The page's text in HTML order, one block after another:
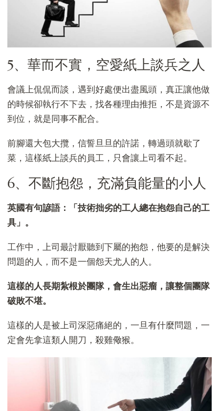
5、華而不實，空愛紙上談兵之人
會議上侃侃而談，遇到好處便出盡風頭，真正讓他做
的時候卻執行不下去，找各種理由推拒，不是資源不
到位，就是同事不配合。
前腳還大包大攬，信誓旦旦的許諾，轉過頭就歇了
菜，這樣紙上談兵的員工，只會讓上司看不起。
6、不斷抱怨，充滿負能量的小人
英國有句諺語：「技術拙劣的工人總在抱怨自己的工
具」。
工作中，上司最討厭聽到下屬的抱怨，他要的是解決
問題的人，而不是一個怨天尤人的人。
這樣的人長期紮根於團隊，會生出惡瘤，讓整個團隊
破敗不堪。
這樣的人是被上司深惡痛絕的，一旦有什麼問題，一
定會先拿這類人開刀，殺雞儆猴。